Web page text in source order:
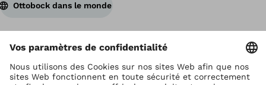
Ottobock dans le monde
Paramètres de protection des données